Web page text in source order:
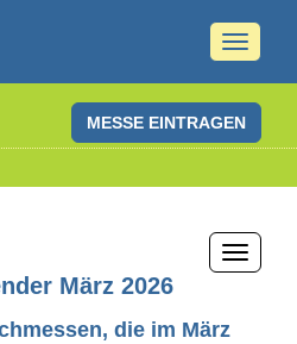
MESSE EINTRAGEN
März 2026
die im März